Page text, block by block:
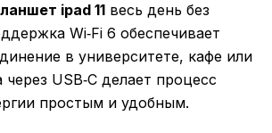
ipad 11 весь день без
Wi‑Fi 6 обеспечивает
в университете, кафе или
USB‑C делает процесс
простым и удобным.